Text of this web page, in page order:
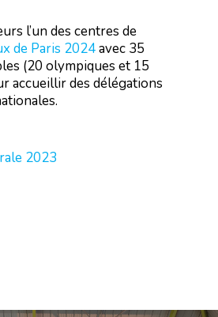
l’un des centres de
de Paris 2024avec 35
(20 olympiques et 15
accueillir des délégations